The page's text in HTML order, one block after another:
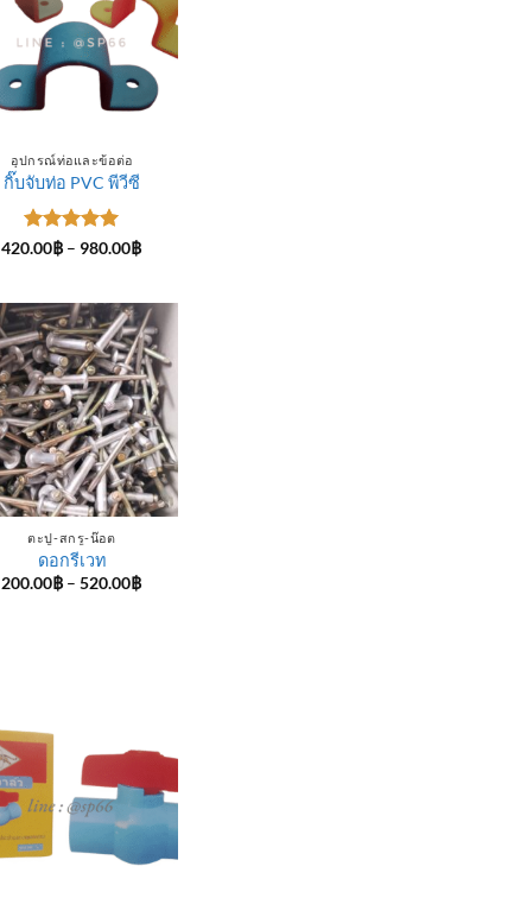
อุปกรณ์ท่อและข้อต่อ
กิ๊บจับท่อ PVC พีวีซี
ให้คะแนน
420.00฿ – 980.00฿Price
980.00฿
ตะปู-สกรู-น๊อต
ดอกรีเวท
200.00฿ – 520.00฿Price